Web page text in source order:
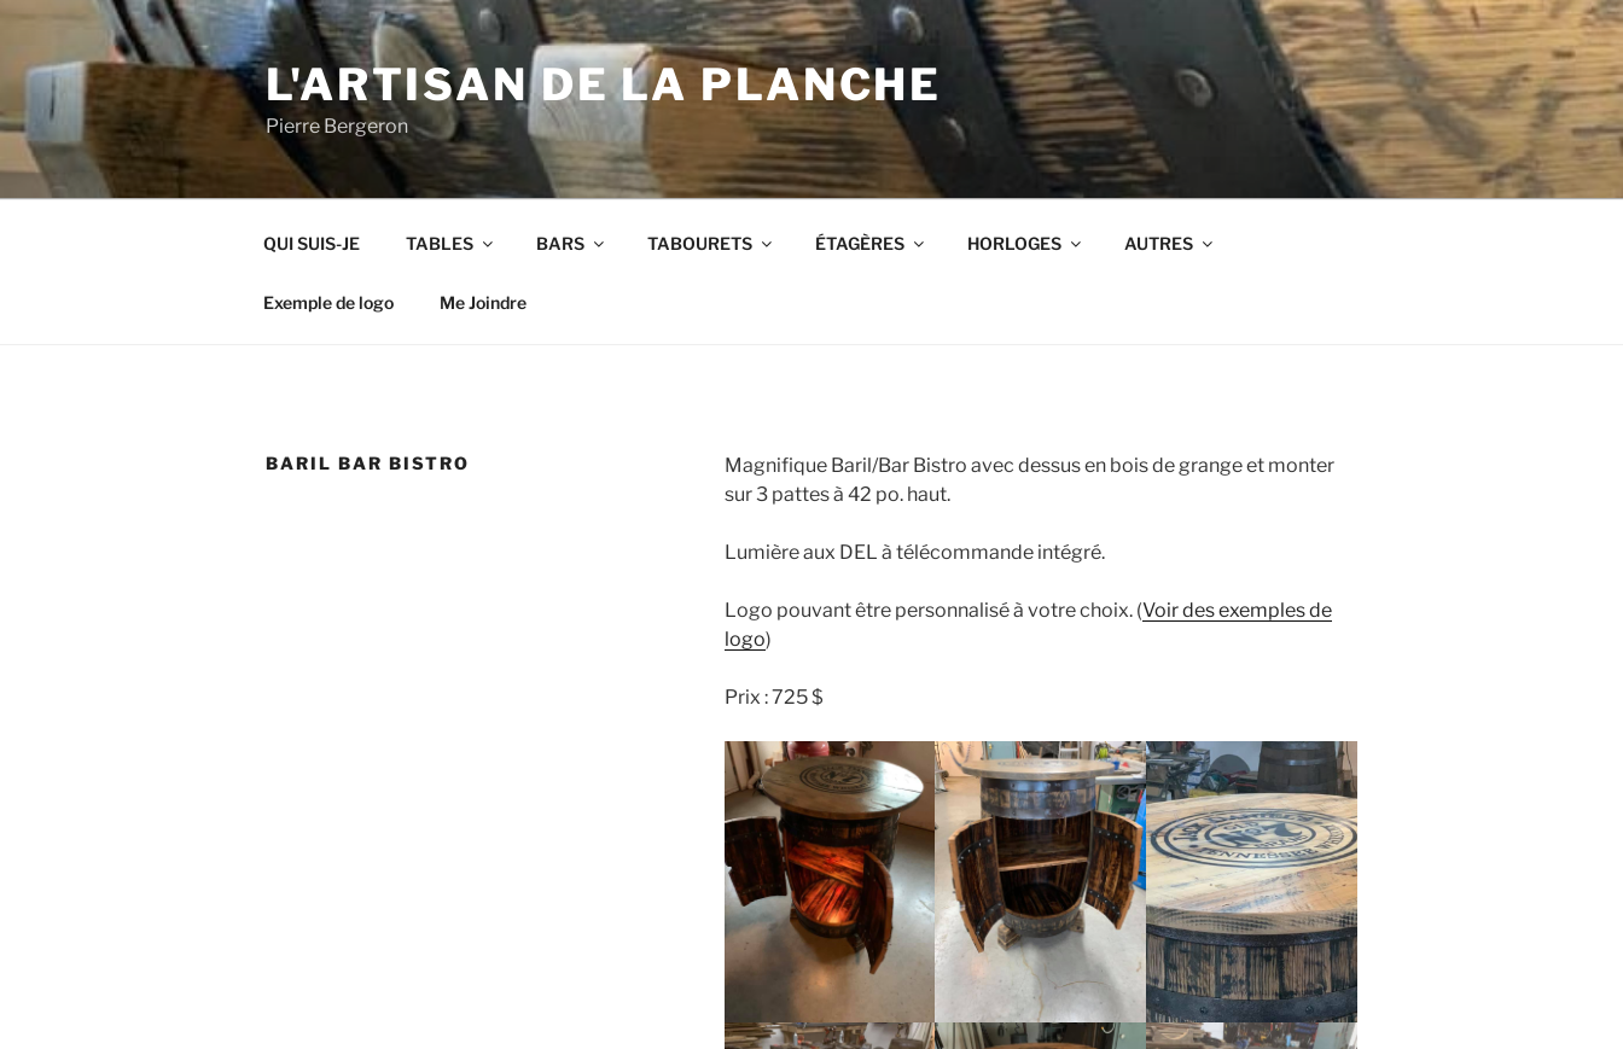
Aller
contenu
L'ARTISAN DE LA PLANCHE
Pierre Bergeron
QUI SUIS-JE TABLES BARS TABOURETS ÉTAGÈRES HORLOGES AUTRES
Exemple de logo Me Joindre
BARIL BAR BISTRO
Magnifique Baril/Bar Bistro avec dessus en bois de grange et monter
sur 3 pattes à 42 po. haut.
Lumière aux DEL à télécommande intégré.
Logo pouvant être personnalisé à votre choix. (Voir des exemples de
logo)
Prix : 725 $